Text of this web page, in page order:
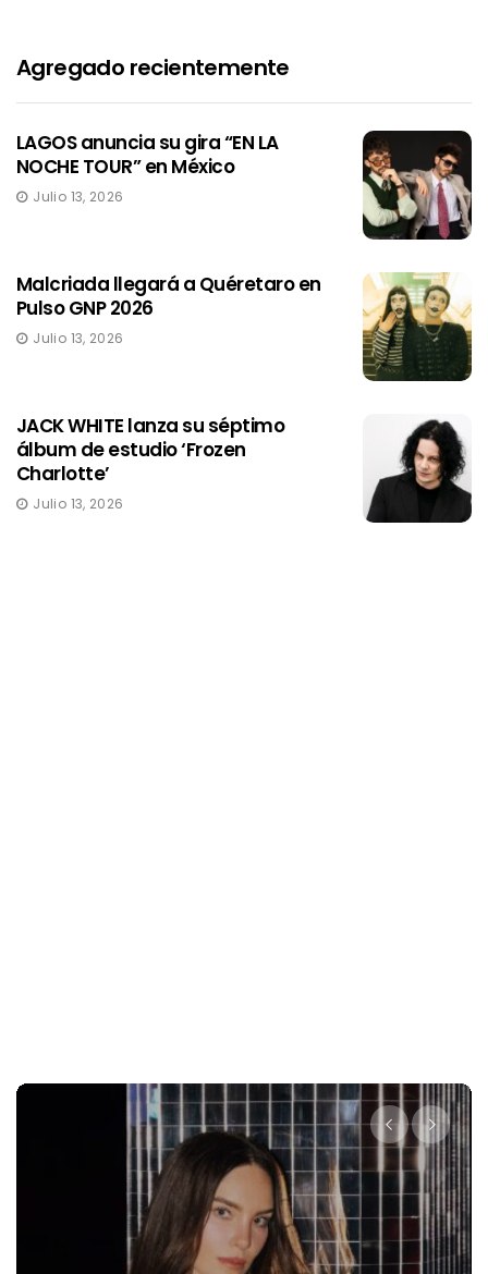
Agregado recientemente
LAGOS anuncia su gira “EN LA
NOCHE TOUR” en México
Julio 13, 2026
Malcriada llegará a Quéretaro en
Pulso GNP 2026
Julio 13, 2026
JACK WHITE lanza su séptimo
álbum de estudio ‘Frozen
Charlotte’
Julio 13, 2026